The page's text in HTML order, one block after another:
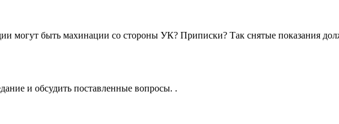
могут быть махинации со стороны УК? Приписки? Так снятые показания
и обсудить поставленные вопросы. .